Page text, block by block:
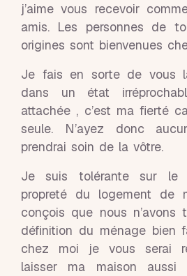
j’aime vous recevoir
amis. Les personnes de
origines sont bienvenues
Je fais en sorte de vous
dans un état
attachée , c’est ma fierté
seule. N’ayez donc
prendrai soin de la vôtre.
Je suis tolérante sur le
propreté du logement de
conçois que nous n’avons
définition du ménage bien
chez moi je vous serai
laisser ma maison aussi